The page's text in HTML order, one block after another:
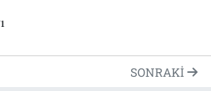
SONRAKI